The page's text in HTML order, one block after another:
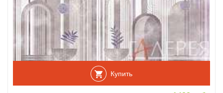
Купить